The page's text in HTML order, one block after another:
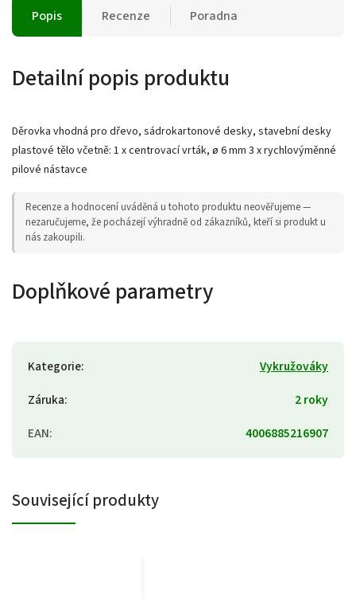
Popis Recenze Poradna
Detailní popis produktu
Děrovka vhodná pro dřevo, sádrokartonové desky, stavební desky
plastové tělo včetně: 1 x centrovací vrták, ø 6 mm 3 x rychlovýměnné
pilové nástavce
Recenze a hodnocení uváděná u tohoto produktu neověřujeme —
nezaručujeme, že pocházejí výhradně od zákazníků, kteří si produkt u
nás zakoupili.
Doplňkové parametry
Kategorie:
Vykružováky
Záruka:
2 roky
EAN: 4006885216907
Související produkty